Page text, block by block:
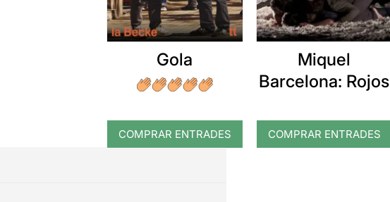
Gola
COMPRAR ENTRADES
Miquel
Barcelona: Rojos
COMPRAR ENTRADES